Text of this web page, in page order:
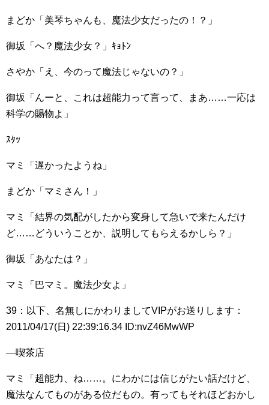
まどか「美琴ちゃんも、魔法少女だったの！？」
御坂「へ？魔法少女？」ｷｮﾄﾝ
さやか「え、今のって魔法じゃないの？」
御坂「んーと、これは超能力って言って、まあ……一応は
科学の賜物よ」
ｽﾀｯ
マミ「遅かったようね」
まどか「マミさん！」
マミ「結界の気配がしたから変身して急いで来たんだけ
ど……どういうことか、説明してもらえるかしら？」
御坂「あなたは？」
マミ「巴マミ。魔法少女よ」
39：以下、名無しにかわりましてVIPがお送りします：
2011/04/17(日) 22:39:16.34 ID:nvZ46MwWP
―喫茶店
マミ「超能力、ね……。にわかには信じがたい話だけど、
魔法なんてものがある位だもの。有ってもそれほどおかし